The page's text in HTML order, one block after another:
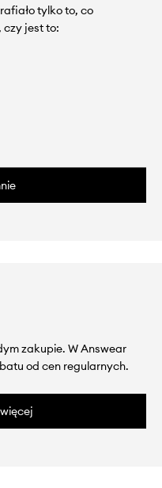
tylko to, co
czy jest to:
zakupie. W Answear
od cen regularnych.